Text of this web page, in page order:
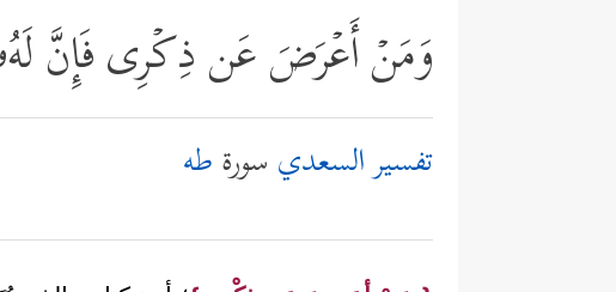
وَمَنۡ أَعۡرَضَ عَن ذِكۡرِی فَإِنَّ
تفسير السعدي سورةطه